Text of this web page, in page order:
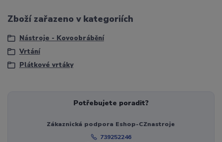
Zboží zařazeno v kategoriích
Nástroje - Kovoobrábění
Vrtání
Plátkové vrtáky
Potřebujete poradit?
Zákaznická podpora Eshop-CZnastroje
739252246